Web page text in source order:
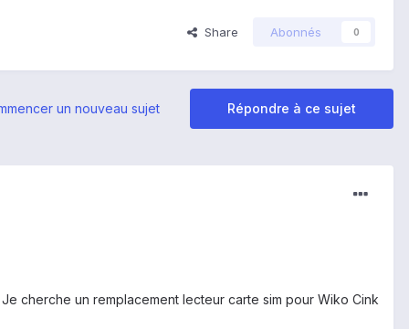
Share Abonnés 0
Répondre à ce sujet
un nouveau sujet
Je cherche un remplacement lecteur carte sim pour Wiko Cink